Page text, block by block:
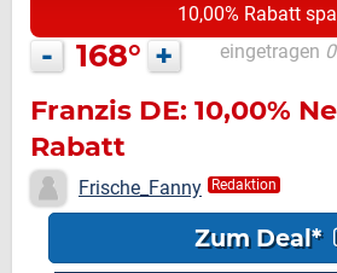
10,00% Rabatt
- 168° + eingetragen
Franzis DE: 10,00%
Rabatt
Frische_Fanny Redaktion
Zum Deal*